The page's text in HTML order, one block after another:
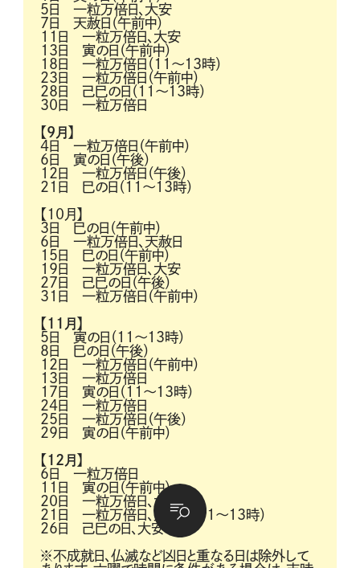
5日 一粒万倍日、大安
7日 天赦日（午前中）
11日 一粒万倍日、大安
13日 寅の日（午前中）
18日 一粒万倍日（11～13時）
23日 一粒万倍日（午前中）
28日 己巳の日（11～13時）
30日 一粒万倍日
【9月】
4日 一粒万倍日（午前中）
6日 寅の日（午後）
12日 一粒万倍日（午後）
21日 巳の日（11～13時）
【10月】
3日 巳の日（午前中）
6日 一粒万倍日、天赦日
15日 巳の日（午前中）
19日 一粒万倍日、大安
27日 己巳の日（午後）
31日 一粒万倍日（午前中）
【11月】
5日 寅の日（11～13時）
8日 巳の日（午後）
12日 一粒万倍日（午前中）
13日 一粒万倍日
17日 寅の日（11～13時）
24日 一粒万倍日
25日 一粒万倍日（午後）
29日 寅の日（午前中）
【12月】
6日 一粒万倍日
11日 寅の日（午前中）
20日 一粒万倍日、大安
21日 一粒万倍日、天赦日（11～13時）
26日 己巳の日、大安
※不成就日、仏滅など凶日と重なる日は除外して